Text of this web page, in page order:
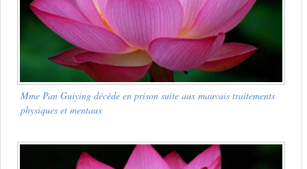
Mme Pan Guiying décède en prison suite aux mauvais traitements
physiques et mentaux